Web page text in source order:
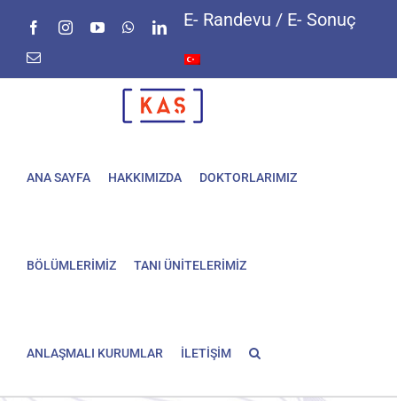
FacebookInstagramYouTubeWhatsAppLinkedIn
E-
E- Randevu / E- Sonuç
ANA SAYFA HAKKIMIZDA DOKTORLARIMIZ
BÖLÜMLERİMİZ TANI ÜNİTELERİMİZ
ANLAŞMALI KURUMLAR İLETİŞİM